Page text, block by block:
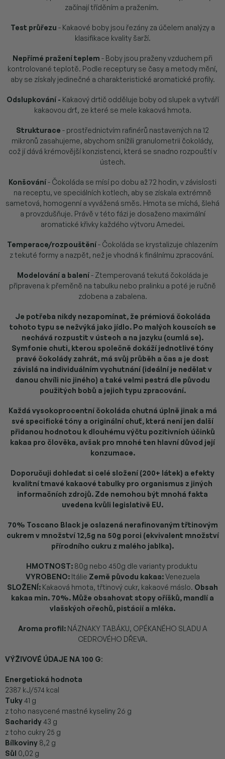
začínají tříděním a pražením.
Test průřezu - Kakaové boby jsou řezány za účelem analýzy a
klasifikace kvality šarží.
Nepřímé pražení teplem - Boby jsou praženy vzduchem při
kontrolované teplotě. Podle receptury se časy a metody mění,
aby se získaly jedinečné a charakteristické aromatické profily.
Odslupkování - Kakaový drtič odděluje boby od slupek a vytváří
kakaovou drť, ze které se mele kakaová hmota.
Strukturace - prostřednictvím rafinérů nastavených na 12
mikronů zasahujeme, abychom snížili granulometrii čokolády,
což jí dává krémovější konzistenci, která se snadno rozpouští v
ústech.
Konšování- Čokoláda se mísí po dobu až 72 hodin, v závislosti
na receptu, ve speciálních kotlech, aby se získala extrémně
sametová, homogenní a vyvážená směs. Hmota se míchá, šlehá
a provzdušňuje. Právě v této fázi je dosaženo maximální
aromatické křivky každého výtvoru Amedei.
Temperace/rozpouštění- Čokoláda se krystalizuje chlazením
z tekuté formy a nazpět, než je vhodná k finálnímu zpracování.
Modelování a balení - Ztemperovaná tekutá čokoláda je
připravena k přeměně na tabulku nebo pralinku a poté je ručně
zdobena a zabalena.
Je potřeba nikdy nezapomínat, že prémiová čokoláda
tohoto typu se nežvýká jako jídlo. Po malých kouscích se
nechává rozpustit v ústech a na jazyku (cumlá se).
Symfonie chuti, kterou společně dokáží jednotlivé tóny
pravé čokolády zahrát, má svůj průběh a čas a je dost
závislá na individuálním vychutnání (ideální je nedělat v
danou chvíli nic jiného) a také velmi pestrá dle původu
použitých bobů a jejich typu zpracování.
Každá vysokoprocentní čokoláda chutná úplně jinak a má
své specifické tóny a originální chuť, která není jen další
přidanou hodnotou k dlouhému výčtu pozitivních účinků
kakaa pro člověka, avšak pro mnohé ten hlavní důvod její
konzumace.
Doporučuji dohledat si celé složení (200+ látek) a efekty
kvalitní tmavé kakaové tabulky pro organismus z jiných
informačních zdrojů. Zde nemohou být mnohá fakta
uvedena kvůli legislativě EU.
70% Toscano Black je oslazená nerafinovaným třtinovým
cukrem v množství 12,5g na 50g porci (ekvivalent množství
přírodního cukru z malého jablka).
HMOTNOST: 80g nebo 450g dle varianty produktu
VYROBENO: Itálie Země původu kakaa: Venezuela
SLOŽENÍ: Kakaová hmota, třtinový cukr, kakaové máslo. Obsah
kakaa min. 70%. Může obsahovat stopy oříšků, mandlí a
vlašských ořechů, pistácií a mléka.
Aroma profil: NÁZNAKY TABÁKU, OPÉKANÉHO SLADU A
CEDROVÉHO DŘEVA.
VÝŽIVOVÉ ÚDAJE NA 100 G:
Energetická hodnota
2387 kJ/574 kcal
Tuky41 g
z toho nasycené mastné kyseliny 26 g
Sacharidy43 g
z toho cukry 25 g
Bílkoviny 8,2 g
Sůl 0,02 g